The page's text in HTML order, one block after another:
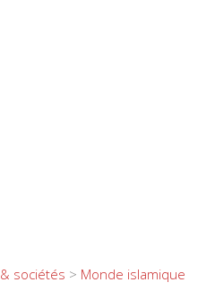
sociétés > Monde islamique